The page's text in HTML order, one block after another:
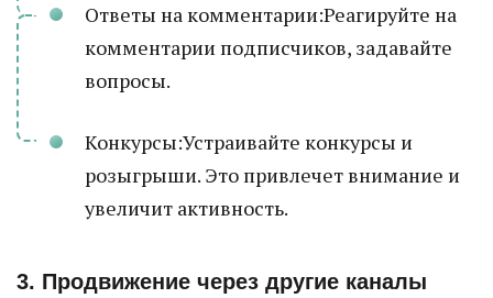
Ответы на комментарии:Реагируйте на
комментарии подписчиков, задавайте
вопросы.
Конкурсы:Устраивайте конкурсы и
розыгрыши. Это привлечет внимание и
увеличит активность.
3. Продвижение через другие каналы